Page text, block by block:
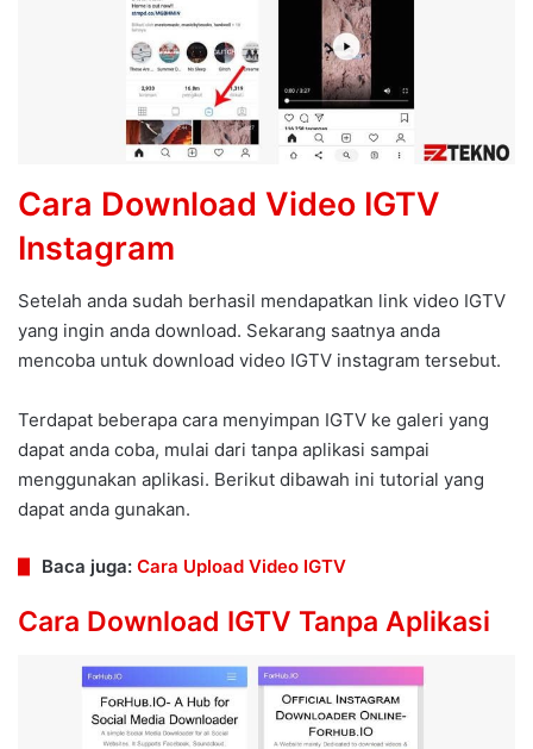
Cara Download Video IGTV
Instagram
Setelah anda sudah berhasil mendapatkan link video IGTV
yang ingin anda download. Sekarang saatnya anda
mencoba untuk download video IGTV instagram tersebut.
Terdapat beberapa cara menyimpan IGTV ke galeri yang
dapat anda coba, mulai dari tanpa aplikasi sampai
menggunakan aplikasi. Berikut dibawah ini tutorial yang
dapat anda gunakan.
Baca juga: Cara Upload Video IGTV
Cara Download IGTV Tanpa Aplikasi